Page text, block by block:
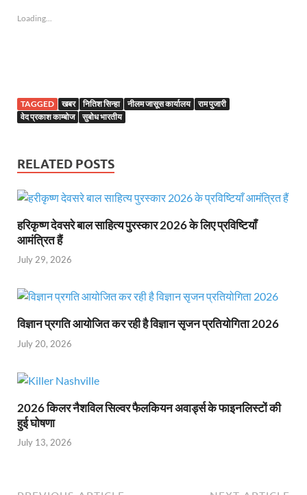
Loading...
TAGGED खबर नितिश सिन्हा नीलम जासूस कार्यालय
राम पुजारी
वेद प्रकाश काम्बोज
सुबोध भारतीय
RELATED POSTS
हरिकृष्ण देवसरे बाल साहित्य पुरस्कार 2026 के लिए प्रविष्टियाँ
आमंत्रित हैं
July 29, 2026
विज्ञान प्रगति आयोजित कर रही है विज्ञान सृजन प्रतियोगिता 2026
July 20, 2026
2026 किलर नैशविल सिल्वर फैलकियन अवार्ड्स के फाइनलिस्टों की
हुई घोषणा
July 13, 2026